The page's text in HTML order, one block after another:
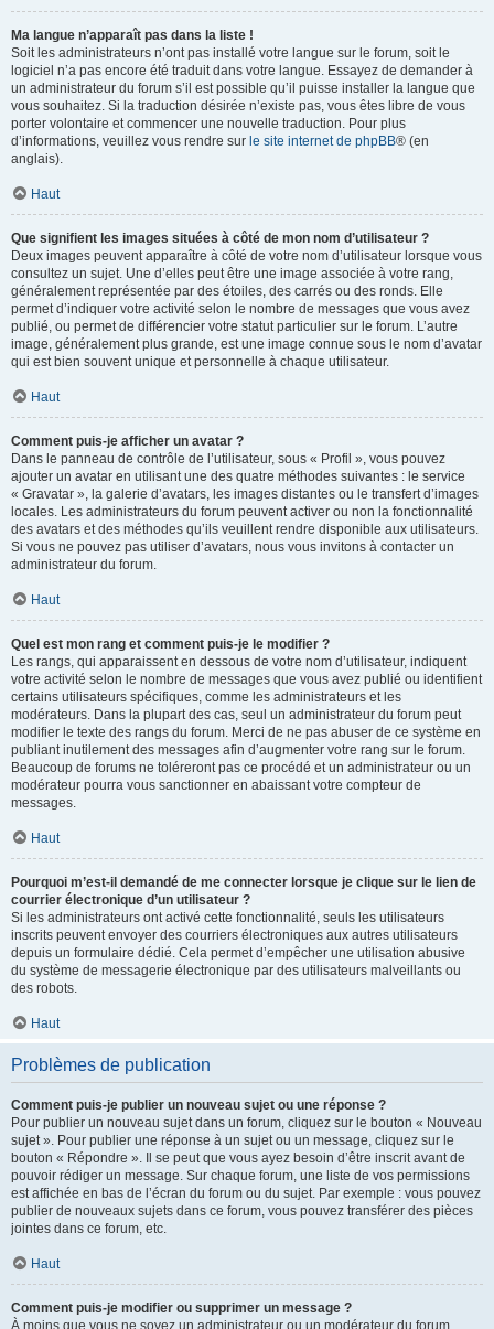
Ma langue n’apparaît pas dans la liste !
Soit les administrateurs n’ont pas installé votre langue sur le forum, soit le
logiciel n’a pas encore été traduit dans votre langue. Essayez de demander à
un administrateur du forum s’il est possible qu’il puisse installer la langue que
vous souhaitez. Si la traduction désirée n’existe pas, vous êtes libre de vous
porter volontaire et commencer une nouvelle traduction. Pour plus
d’informations, veuillez vous rendre sur le site internet de phpBB® (en
anglais).
Haut
Que signifient les images situées à côté de mon nom d’utilisateur ?
Deux images peuvent apparaître à côté de votre nom d’utilisateur lorsque vous
consultez un sujet. Une d’elles peut être une image associée à votre rang,
généralement représentée par des étoiles, des carrés ou des ronds. Elle
permet d’indiquer votre activité selon le nombre de messages que vous avez
publié, ou permet de différencier votre statut particulier sur le forum. L’autre
image, généralement plus grande, est une image connue sous le nom d’avatar
qui est bien souvent unique et personnelle à chaque utilisateur.
Haut
Comment puis-je afficher un avatar ?
Dans le panneau de contrôle de l’utilisateur, sous « Profil », vous pouvez
ajouter un avatar en utilisant une des quatre méthodes suivantes : le service
« Gravatar », la galerie d’avatars, les images distantes ou le transfert d’images
locales. Les administrateurs du forum peuvent activer ou non la fonctionnalité
des avatars et des méthodes qu’ils veuillent rendre disponible aux utilisateurs.
Si vous ne pouvez pas utiliser d’avatars, nous vous invitons à contacter un
administrateur du forum.
Haut
Quel est mon rang et comment puis-je le modifier ?
Les rangs, qui apparaissent en dessous de votre nom d’utilisateur, indiquent
votre activité selon le nombre de messages que vous avez publié ou identifient
certains utilisateurs spécifiques, comme les administrateurs et les
modérateurs. Dans la plupart des cas, seul un administrateur du forum peut
modifier le texte des rangs du forum. Merci de ne pas abuser de ce système en
publiant inutilement des messages afin d’augmenter votre rang sur le forum.
Beaucoup de forums ne toléreront pas ce procédé et un administrateur ou un
modérateur pourra vous sanctionner en abaissant votre compteur de
messages.
Haut
Pourquoi m’est-il demandé de me connecter lorsque je clique sur le lien de
courrier électronique d’un utilisateur ?
Si les administrateurs ont activé cette fonctionnalité, seuls les utilisateurs
inscrits peuvent envoyer des courriers électroniques aux autres utilisateurs
depuis un formulaire dédié. Cela permet d’empêcher une utilisation abusive
du système de messagerie électronique par des utilisateurs malveillants ou
des robots.
Haut
Problèmes de publication
Comment puis-je publier un nouveau sujet ou une réponse ?
Pour publier un nouveau sujet dans un forum, cliquez sur le bouton « Nouveau
sujet ». Pour publier une réponse à un sujet ou un message, cliquez sur le
bouton « Répondre ». Il se peut que vous ayez besoin d’être inscrit avant de
pouvoir rédiger un message. Sur chaque forum, une liste de vos permissions
est affichée en bas de l’écran du forum ou du sujet. Par exemple : vous pouvez
publier de nouveaux sujets dans ce forum, vous pouvez transférer des pièces
jointes dans ce forum, etc.
Haut
Comment puis-je modifier ou supprimer un message ?
À moins que vous ne soyez un administrateur ou un modérateur du forum,